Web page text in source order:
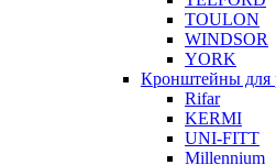
TOULON
WINDSOR
YORK
Кронштейны для
Rifar
KERMI
UNI-FITT
Millennium